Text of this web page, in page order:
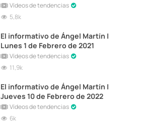
Vídeos de tendencias
5,8k
El informativo de Ángel Martín |
Lunes 1 de Febrero de 2021
Vídeos de tendencias
11,9k
El informativo de Ángel Martín |
Jueves 10 de Febrero de 2022
Vídeos de tendencias
6k